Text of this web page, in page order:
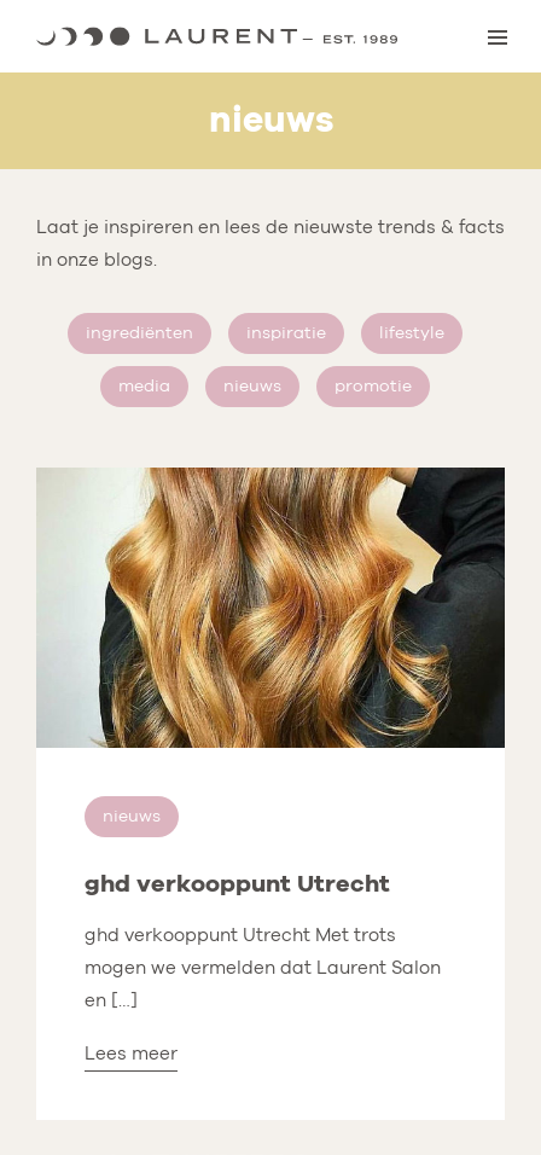
content
nieuws
Laat je inspireren en lees de nieuwste trends & facts
in onze blogs.
ingrediënten inspiratie lifestyle
media nieuws promotie
nieuws
ghd verkooppunt Utrecht
ghd verkooppunt Utrecht Met trots
mogen we vermelden dat Laurent Salon
en […]
Lees meer